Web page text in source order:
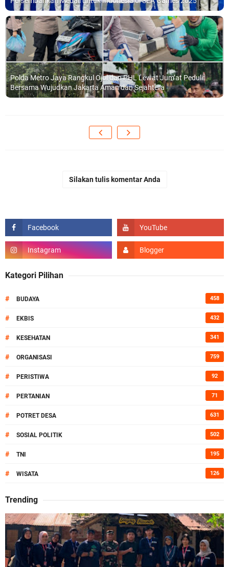
Polda Metro Jaya Rangkul Ojol dan PHL Lewat Jum’at Peduli:
Bersama Wujudkan Jakarta Aman dan Sejahtera
Silakan tulis komentar Anda
Kategori Pilihan
# BUDAYA 458
# EKBIS 432
# KESEHATAN 341
# ORGANISASI 759
# PERISTIWA 92
# PERTANIAN 71
# POTRET DESA 631
# SOSIAL POLITIK 502
# TNI 195
# WISATA 126
Trending